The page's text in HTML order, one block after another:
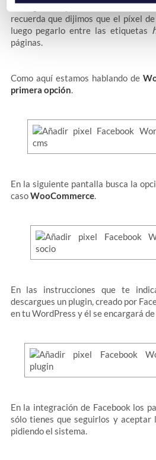
La segunda opción esla manual,
recuerda que dijimos que el píxel
luego pegarlo entre las etiquetas
páginas.
Como aquí estamos hablando de
primera opción
En la siguiente pantalla busca la
casoWooCommerce.
En las instrucciones que te
descargues un plugin, creado por
en tu WordPress y él se encargará
En la integración de Facebook los
sólo tienes que seguirlos y aceptar
pidiendo el sistema.